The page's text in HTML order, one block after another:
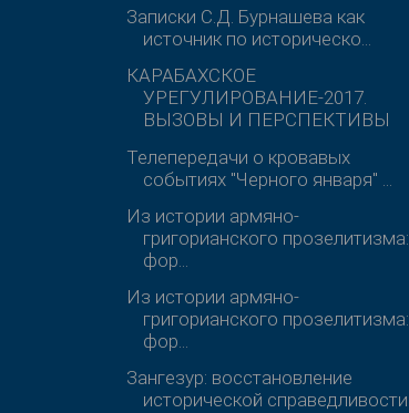
Записки С.Д. Бурнашева как
источник по историческо...
КАРАБАХСКОЕ
УРЕГУЛИРОВАНИЕ-2017.
ВЫЗОВЫ И ПЕРСПЕКТИВЫ
Телепередачи о кровавых
событиях "Черного января" ...
Из истории армяно-
григорианского прозелитизма:
фор...
Из истории армяно-
григорианского прозелитизма:
фор...
Зангезур: восстановление
исторической справедливости